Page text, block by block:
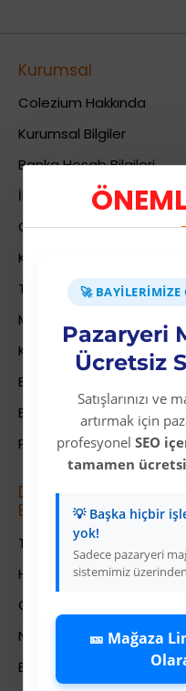
🚀 BAYILERIMIZE
Pazaryeri
Ücretsiz
Satışlarınızı ve
artırmak için
profesyonel SEO
tamamen
💡 Başka hiçbir
yok!
Sadece pazaryeri
sistemimiz
🎫 Mağaza
Kurumsal
Colezium Hakkında
Kurumsal Bilgiler
Banka Hesab Bilgileri
İletişim
Gizlilik Politikası
Kullanıcı Sözleşmesi
Teslimat Bilgileri
Mesafeli Satış Sözleşmesi
Kariyer
Bayi İade Sistemi
Bayi Bakiye Yükleme
Para Puan Sistemi ile
Dropshipping
E\u011fitimleri
Trendyol Dropshipping
HepsiBurada
ÇiçekSepeti
N11 Dropshipping
E-Ticaret Danismanlik